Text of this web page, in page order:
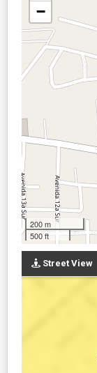
−
200 m
500 ft
Street View